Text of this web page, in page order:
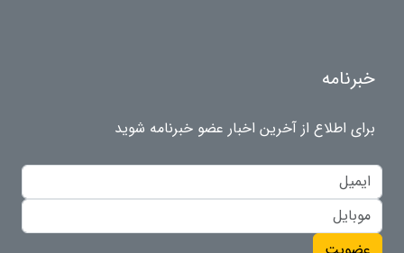
خبرنامه
برای اطلاع از آخرین اخبار عضو خبرنامه شوید